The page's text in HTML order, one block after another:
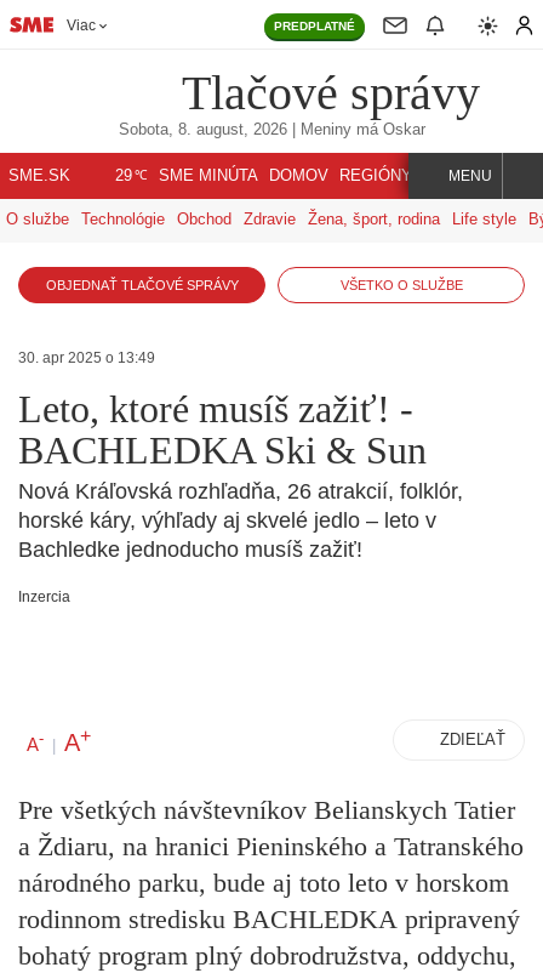
Viac PREDPLATNÉ
Tlačové správy
Sobota, 8. august, 2026| Meniny má Oskar
SME.SK 29℃ SME MINÚTA DOMOV REGIÓNY INDEX SVET
MENU
O službe Technológie Obchod Zdravie Žena, šport, rodina Life style
OBJEDNAŤ TLAČOVÉ SPRÁVY VŠETKO O SLUŽBE
30. apr 2025 o 13:49
Leto, ktoré musíš zažiť! -
BACHLEDKA Ski & Sun
Nová Kráľovská rozhľadňa, 26 atrakcií, folklór,
horské káry, výhľady aj skvelé jedlo – leto v
Bachledke jednoducho musíš zažiť!
Inzercia
A- | A+ ZDIEĽAŤ
Pre všetkých návštevníkov Belianskych Tatier
a Ždiaru, na hranici Pieninského a Tatranského
národného parku, bude aj toto leto v horskom
rodinnom stredisku BACHLEDKA pripravený
bohatý program plný dobrodružstva, oddychu,